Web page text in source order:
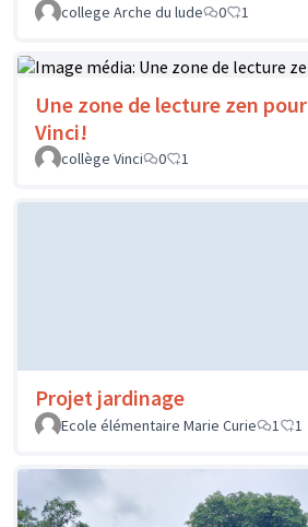
college Arche du lude
0 1
Une zone de lecture zen pour
Vinci!
collège Vinci
0 1
Projet jardinage
Ecole élémentaire Marie Curie
1 1